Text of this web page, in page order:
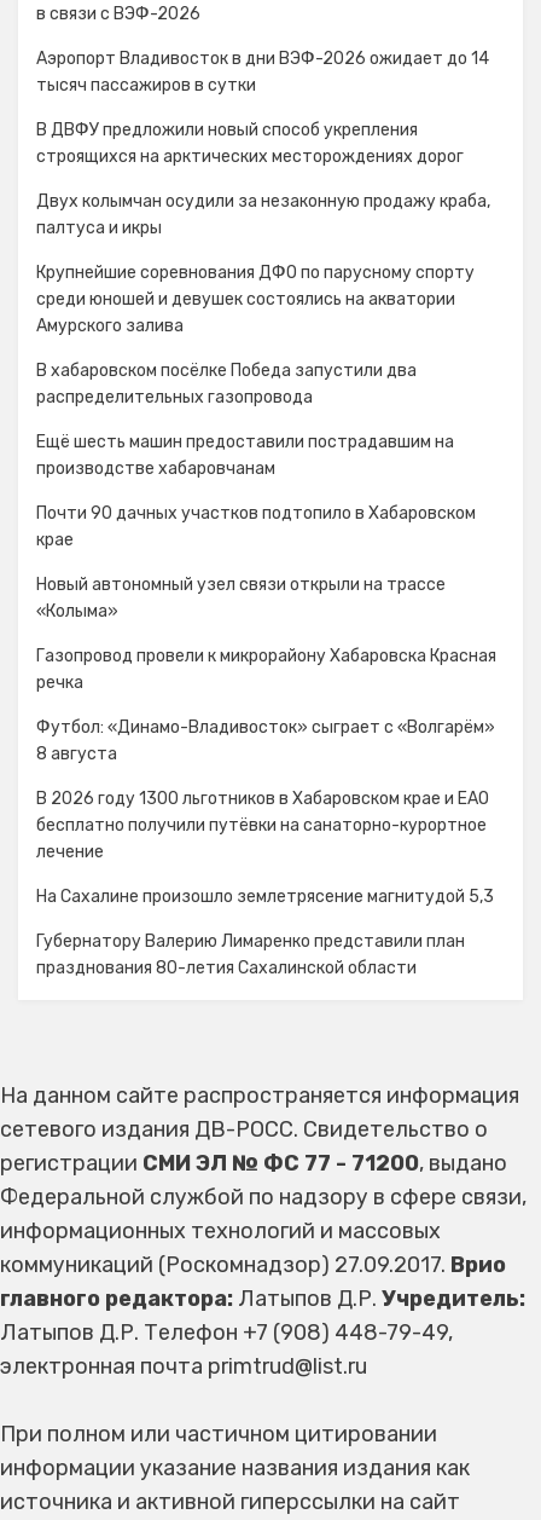
в связи с ВЭФ-2026
Аэропорт Владивосток в дни ВЭФ-2026 ожидает до 14
тысяч пассажиров в сутки
В ДВФУ предложили новый способ укрепления
строящихся на арктических месторождениях дорог
Двух колымчан осудили за незаконную продажу краба,
палтуса и икры
Крупнейшие соревнования ДФО по парусному спорту
среди юношей и девушек состоялись на акватории
Амурского залива
В хабаровском посёлке Победа запустили два
распределительных газопровода
Ещё шесть машин предоставили пострадавшим на
производстве хабаровчанам
Почти 90 дачных участков подтопило в Хабаровском
крае
Новый автономный узел связи открыли на трассе
«Колыма»
Газопровод провели к микрорайону Хабаровска Красная
речка
Футбол: «Динамо-Владивосток» сыграет с «Волгарём»
8 августа
В 2026 году 1300 льготников в Хабаровском крае и ЕАО
бесплатно получили путёвки на санаторно-курортное
лечение
На Сахалине произошло землетрясение магнитудой 5,3
Губернатору Валерию Лимаренко представили план
празднования 80-летия Сахалинской области
На данном сайте распространяется информация
сетевого издания ДВ-РОСС. Свидетельство о
регистрации СМИ ЭЛ № ФС 77 - 71200, выдано
Федеральной службой по надзору в сфере связи,
информационных технологий и массовых
коммуникаций (Роскомнадзор) 27.09.2017. Врио
главного редактора: Латыпов Д.Р. Учредитель:
Латыпов Д.Р. Телефон +7 (908) 448-79-49,
электронная почта primtrud@list.ru
При полном или частичном цитировании
информации указание названия издания как
источника и активной гиперссылки на сайт